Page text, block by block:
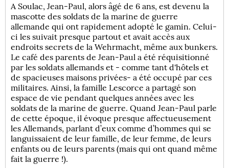
A Soulac, Jean-Paul, alors âgé de 6 ans, est devenu la
mascotte des soldats de la marine de guerre
allemande qui ont rapidement adopté le gamin. Celui-
ci les suivait presque partout et avait accès aux
endroits secrets de la Wehrmacht, même aux bunkers.
Le café des parents de Jean-Paul a été réquisitionné
par les soldats allemands et - comme tant d'hôtels et
de spacieuses maisons privées- a été occupé par ces
militaires. Ainsi, la famille Lescorce a partagé son
espace de vie pendant quelques années avec les
soldats de la marine de guerre. Quand Jean-Paul parle
de cette époque, il évoque presque affectueusement
les Allemands, parlant d’eux comme d’hommes qui se
languissaient de leur famille, de leur femme, de leurs
enfants ou de leurs parents (mais qui ont quand même
fait la guerre !).